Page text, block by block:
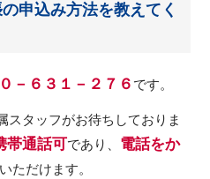
申込み方法を教えてく
－６３１－２７６ です。
スタッフがお待ちしておりま
帯通話可であり、 電話をか
いただけます。